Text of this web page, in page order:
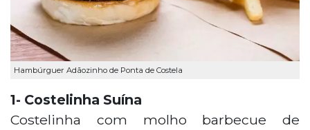
Hambúrguer Adãozinho de Ponta de Costela
1- Costelinha Suína
Costelinha com molho barbecue de